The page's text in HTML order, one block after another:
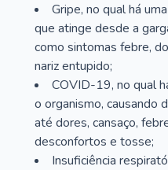
Gripe, no qual há
que atinge desde a
como sintomas febre,
nariz entupido;
COVID-19, no qual
o organismo, causando
até dores, cansaço,
desconfortos e tosse;
Insuficiência